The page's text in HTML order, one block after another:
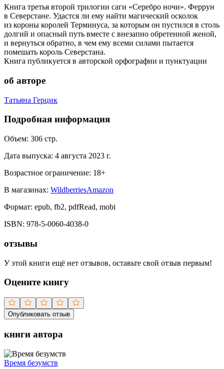
Книга третья второй трилогии саги «Серебро ночи». Феррун
в Северстане. Удастся ли ему найти магический осколок
из короны королей Терминуса, за которым он пустился в столь
долгий и опасный путь вместе с внезапно обретенной женой,
и вернуться обратно, в чем ему всеми силами пытается
помешать король Северстана.
Книга публикуется в авторской орфографии и пунктуации
об авторе
Татьяна Герцик
Подробная информация
Объем: 306 стр.
Дата выпуска: 4 августа 2023 г.
Возрастное ограничение: 18+
В магазинах: WildberriesAmazon
Формат: epub, fb2, pdfRead, mobi
ISBN: 978-5-0060-4038-0
отзывы
У этой книги ещё нет отзывов, оставьте свой отзыв первым!
Оцените книгу
Опубликовать отзыв
книги автора
Время безумств